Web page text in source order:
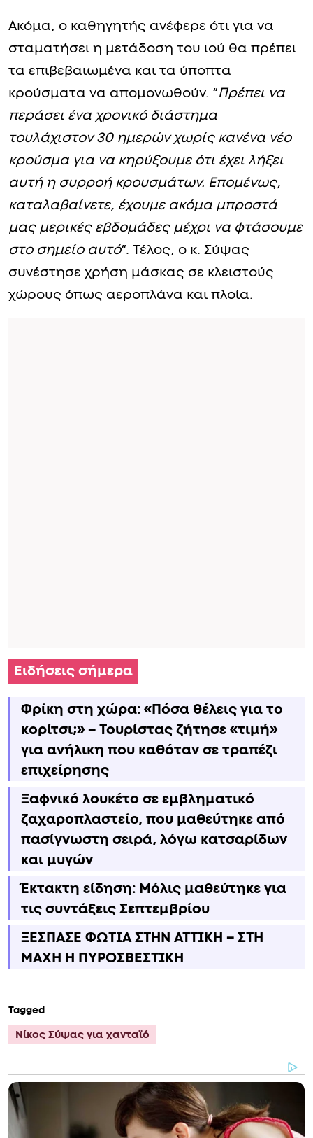
Ακόμα, ο καθηγητής ανέφερε ότι για να
σταματήσει η μετάδοση του ιού θα πρέπει
τα επιβεβαιωμένα και τα ύποπτα
κρούσματα να απομονωθούν. “Πρέπει να
περάσει ένα χρονικό διάστημα
τουλάχιστον 30 ημερών χωρίς κανένα νέο
κρούσμα για να κηρύξουμε ότι έχει λήξει
αυτή η συρροή κρουσμάτων. Επομένως,
καταλαβαίνετε, έχουμε ακόμα μπροστά
μας μερικές εβδομάδες μέχρι να φτάσουμε
στο σημείο αυτό“. Τέλος, ο κ. Σύψας
συνέστησε χρήση μάσκας σε κλειστούς
χώρους όπως αεροπλάνα και πλοία.
Ειδήσεις σήμερα
Φρίκη στη χώρα: «Πόσα θέλεις για το
κορίτσι;» – Τουρίστας ζήτησε «τιμή»
για ανήλικη που καθόταν σε τραπέζι
επιχείρησης
Ξαφνικό λουκέτο σε εμβληματικό
ζαχαροπλαστείο, που μαθεύτηκε από
πασίγνωστη σειρά, λόγω κατσαρίδων
και μυγών
Έκτακτη είδηση: Μόλις μαθεύτηκε για
τις συντάξεις Σεπτεμβρίου
ΞΕΣΠΑΣΕ ΦΩΤΙΑ ΣΤΗΝ ΑΤΤΙΚΗ – ΣΤΗ
ΜΑΧΗ Η ΠΥΡΟΣΒΕΣΤΙΚΗ
Tagged
Νίκος Σύψας για χανταϊό